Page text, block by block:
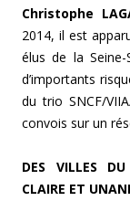
Christophe
2014, il est
élus de la
d’importants
du trio SNCF/
convois sur un
DES VILLES
CLAIRE ET